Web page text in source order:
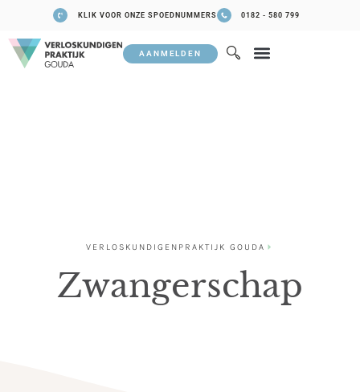
KLIK VOOR ONZE SPOEDNUMMERS 0182 - 580 799
AANMELDEN
VERLOSKUNDIGENPRAKTIJK GOUDA
Zwangerschap